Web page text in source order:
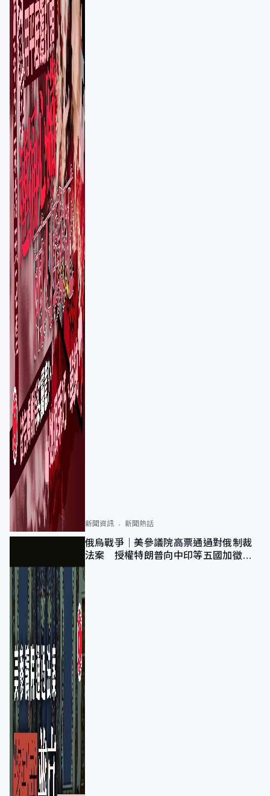
新聞資訊 新聞熱話
俄烏戰爭｜美參議院高票通過對俄制裁
法案 授權特朗普向中印等五國加徵
100%關稅